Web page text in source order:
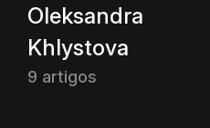
Oleksandra
Khlystova
9 artigos